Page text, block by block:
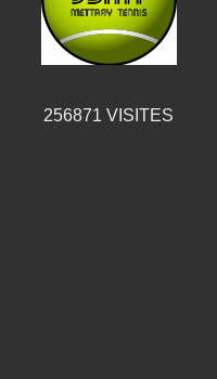
256871 VISITES